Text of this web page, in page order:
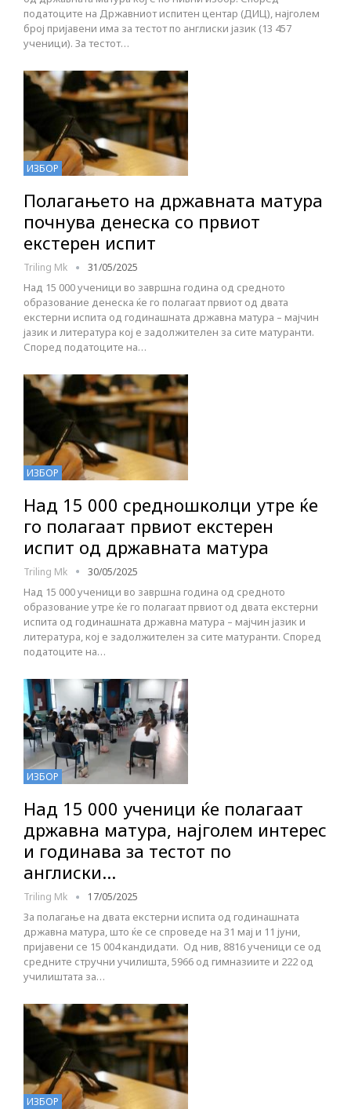
податоците на Државниот испитен центар (ДИЦ), најголем
број пријавени има за тестот по англиски јазик (13 457
ученици). За тестот…
ИЗБОР
Полагањето на државната матура
почнува денеска со првиот
екстерен испит
Triling Mk 31/05/2025
Над 15 000 ученици во завршна година од средното
образование денеска ќе го полагаат првиот од двата
екстерни испита од годинашната државна матура – мајчин
јазик и литература кој е задолжителен за сите матуранти.
Според податоците на…
ИЗБОР
Над 15 000 средношколци утре ќе
го полагаат првиот екстерен
испит од државната матура
Triling Mk 30/05/2025
Над 15 000 ученици во завршна година од средното
образование утре ќе го полагаат првиот од двата екстерни
испита од годинашната државна матура – мајчин јазик и
литература, кој е задолжителен за сите матуранти. Според
податоците на…
ИЗБОР
Над 15 000 ученици ќе полагаат
државна матура, најголем интерес
и годинава за тестот по
англиски…
Triling Mk 17/05/2025
За полагање на двата екстерни испита од годинашната
државна матура, што ќе се спроведе на 31 мај и 11 јуни,
пријавени се 15 004 кандидати. Од нив, 8816 ученици се од
средните стручни училишта, 5966 од гимназиите и 222 од
училиштата за…
ИЗБОР